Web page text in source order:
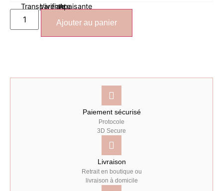
Ajouter au panier
Paiement sécurisé
Protocole
3D Secure
Livraison
Retrait en boutique ou
livraison à domicile